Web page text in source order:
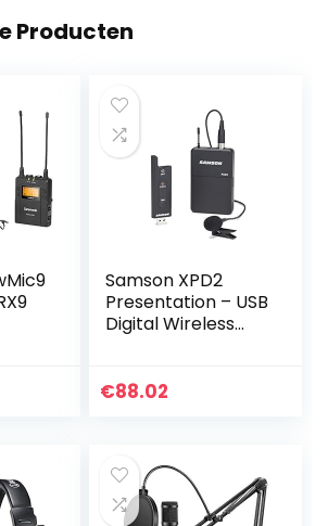
Producten
Samson XPD2
Presentation – USB
Digital Wireless
€88.02